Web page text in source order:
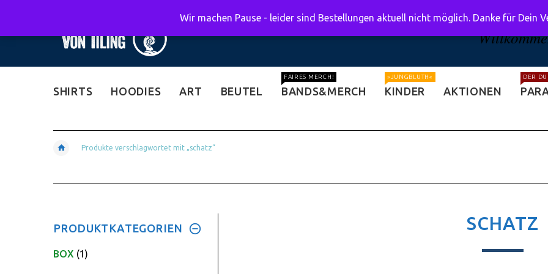
SHIRTS HOODIES ART BEUTEL BANDS&MERCH
FAIRES MERCH!
KINDER
»JUNGBLUTH«
AKTIONEN
DER
Produkte verschlagwortet mit „schatz“
PRODUKTKATEGORIEN
BOX (1)
SCHATZ
Wir machen Pause - leider sind Bestellungen aktuell nicht möglich. Danke für Dein